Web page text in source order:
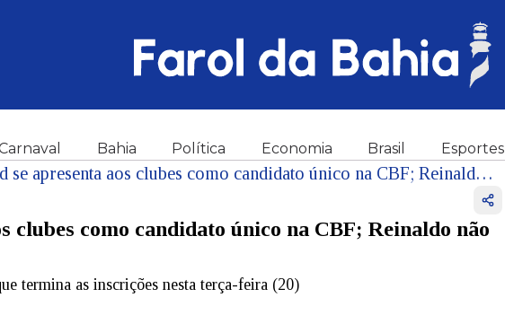
Bahia Política Economia Brasil Esportes
Samuel Xaud se apresenta aos clubes como candidato único na CBF; Reinaldo não consegue montar chapa
clubes como candidato único na CBF; Reinaldo não
termina as inscrições nesta terça-feira (20)